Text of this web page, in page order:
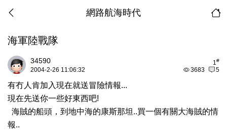
網路航海時代
海軍陸戰隊
1#
34590
3683 5
2004-2-26 11:06:32
有冇人肯加入現在就送冒險情報...
現在先送你一些好東西吧!
海賊的船頭，到地中海的康斯那坦..買一個有關大海賊的情
報..